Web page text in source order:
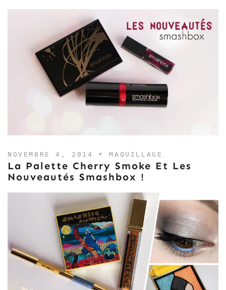
NOVEMBRE 4, 2014 •MAQUILLAGE
La Palette Cherry Smoke Et Les
Nouveautés Smashbox !